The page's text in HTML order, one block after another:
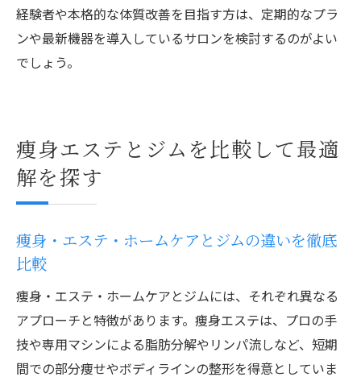
経験者や本格的な体質改善を目指す方は、定期的なプラ
ンや最新機器を導入しているサロンを検討するのがよい
でしょう。
痩身エステとジムを比較して最適
解を探す
痩身・エステ・ホームケアとジムの違いを徹底
比較
痩身・エステ・ホームケアとジムには、それぞれ異なる
アプローチと特徴があります。痩身エステは、プロの手
技や専用マシンによる脂肪分解やリンパ流しなど、短期
間での部分痩せやボディラインの整形を得意としていま